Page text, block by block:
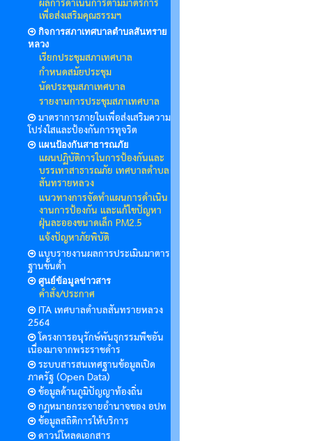
เพื่อส่งเสริมคุณธรรมฯ
กิจการสภาเทศบาลตำบลสันทราย
หลวง
เรียกประชุมสภาเทศบาล
กำหนดสมัยประชุม
นัดประชุมสภาเทศบาล
รายงานการประชุมสภาเทศบาล
มาตราการภายในเพื่อส่งเสริมความ
โปร่งใสและป้องกันการทุจริต
แผนป้องกันสาธารณภัย
แผนปฏิบัติการในการป้องกันและ
บรรเทาสาธารณภัย เทศบาลตำบล
สันทรายหลวง
แนวทางการจัดทำแผนการดำเนิน
งานการป้องกัน และแก้ไขปัญหา
ฝุ่นละอองขนาดเล็ก PM2.5
แจ้งปัญหาภัยพิบัติ
แบบรายงานผลการประเมินมาตาร
ฐานขั้นต่ำ
ศูนย์ข้อมูลข่าวสาร
คำสั่ง/ประกาศ
ITA เทศบาลตำบลสันทรายหลวง
2564
โครงการอนุรักษ์พันธุกรรมพืชอัน
เนื่องมาจากพระราชดำร
ระบบสารสนเทศฐานข้อมูลเปิด
ภาครัฐ (Open Data)
ข้อมูลด้านภูมิปัญญาท้องถิ่น
กฏหมายกระจายอำนาจของ อปท
ข้อมูลสถิติการให้บริการ
ดาวน์โหลดเอกสาร